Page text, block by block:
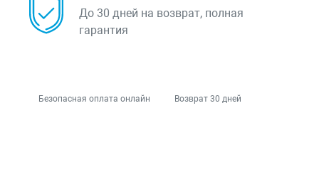
До 30 дней на возврат, полная
гарантия
Безопасная оплата онлайн Возврат 30 дней